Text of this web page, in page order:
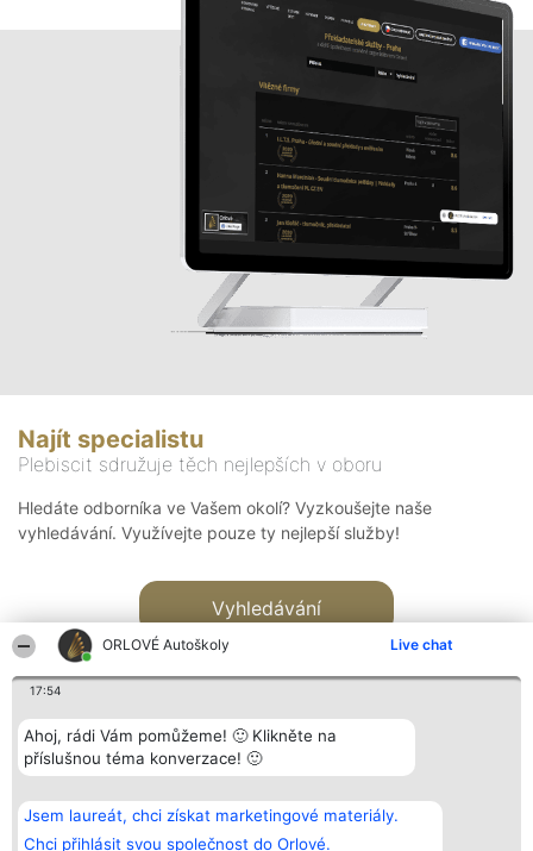
ORLOVÉ Autoškoly Live chat
17:54
Ahoj, rádi Vám pomůžeme! 🙂 Klikněte na
příslušnou téma konverzace! 🙂
Jsem laureát, chci získat marketingové materiály.
Chci přihlásit svou společnost do Orlové.
Najít specialistu
Plebiscit sdružuje těch nejlepších v oboru
Hledáte odborníka ve Vašem okolí? Vyzkoušejte naše
vyhledávání. Využívejte pouze ty nejlepší služby!
Vyhledávání
Bright Side Solutions sp. z o.
o. sp. k.
ul. Ruska 22
Vítězové
Seznam všech
laureátů
Kontakt